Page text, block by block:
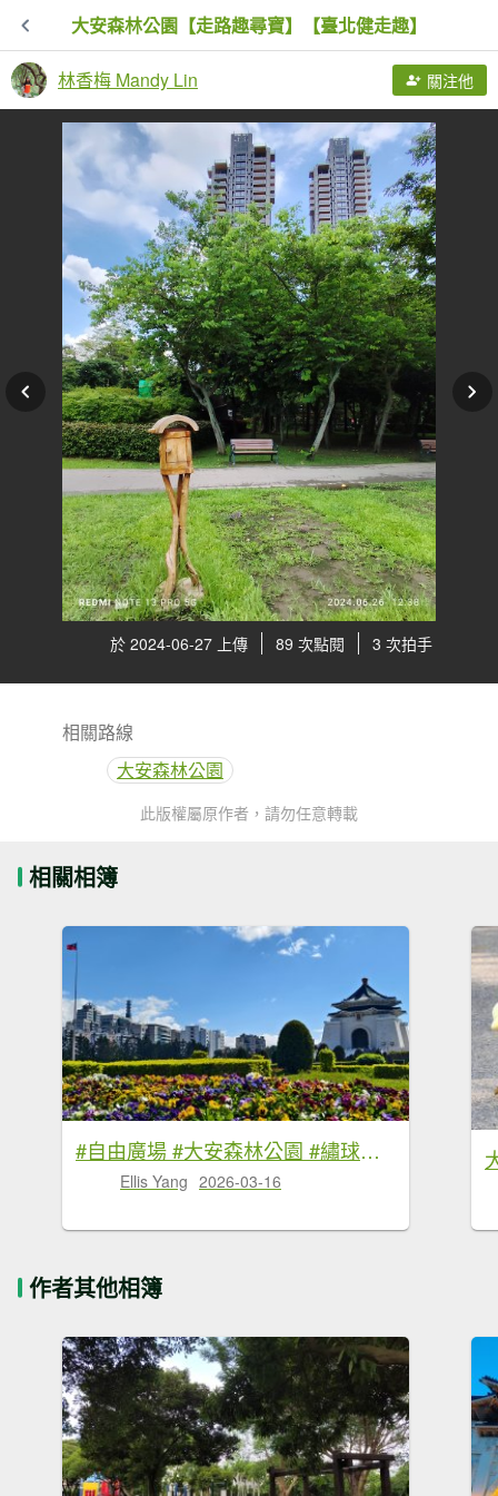
大安森林公園【走路趣尋寶】【臺北健走趣】
林香梅 Mandy Lin 關注他
於 2024-06-27 上傳 89 次點閱 3 次拍手
相關路線
大安森林公園
此版權屬原作者，請勿任意轉載
相關相簿
#自由廣場 #大安森林公園 #繡球花 #杜鵑 3/16
Ellis Yang 2026-03-16
作者其他相簿